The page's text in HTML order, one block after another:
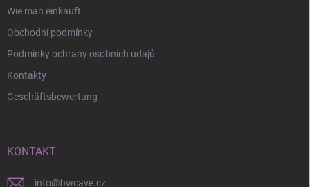
Wie man einkauft
Obchodní podmínky
Podmínky ochrany osobních údajů
Kontakty
Geschäftsbewertung
KONTAKT
info@hwcave.cz